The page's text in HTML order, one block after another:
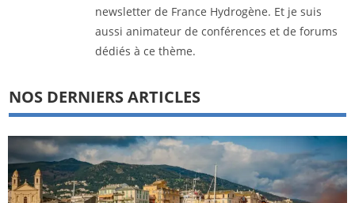
newsletter de France Hydrogène. Et je suis
aussi animateur de conférences et de forums
dédiés à ce thème.
NOS DERNIERS ARTICLES